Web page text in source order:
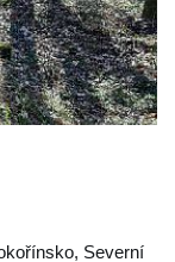
, Severní